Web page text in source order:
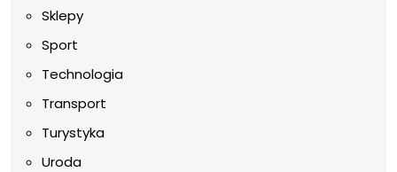
Sklepy
Sport
Technologia
Transport
Turystyka
Uroda